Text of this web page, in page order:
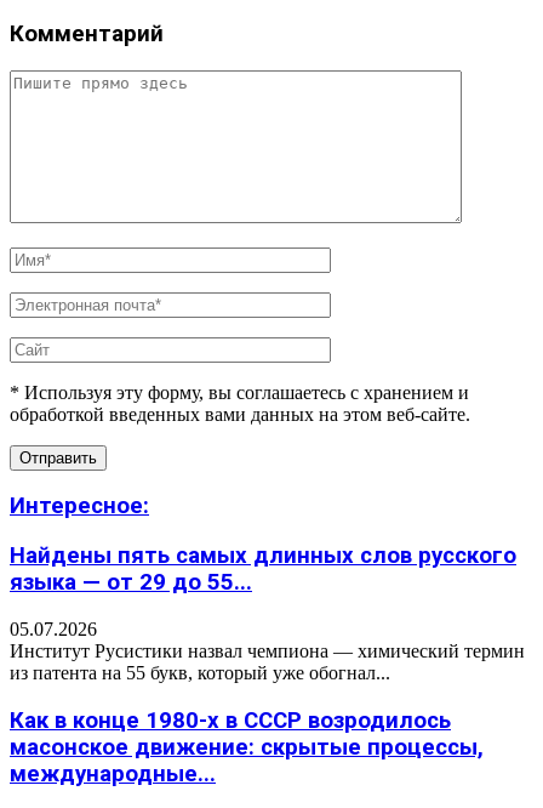
Комментарий
* Используя эту форму, вы соглашаетесь с хранением и
обработкой введенных вами данных на этом веб-сайте.
Интересное:
Найдены пять самых длинных слов русского
языка — от 29 до 55...
05.07.2026
Институт Русистики назвал чемпиона — химический термин
из патента на 55 букв, который уже обогнал...
Как в конце 1980-х в СССР возродилось
масонское движение: скрытые процессы,
международные...